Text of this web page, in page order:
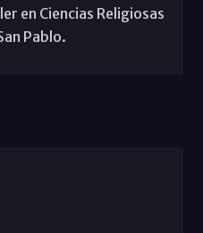
en Ciencias Religiosas
Pablo.